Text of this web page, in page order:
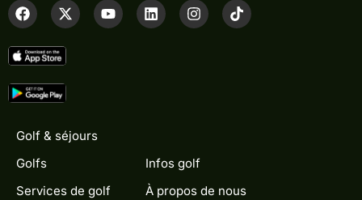
Golf & séjours
Golfs
Services de golf
Infos golf
À propos de nous